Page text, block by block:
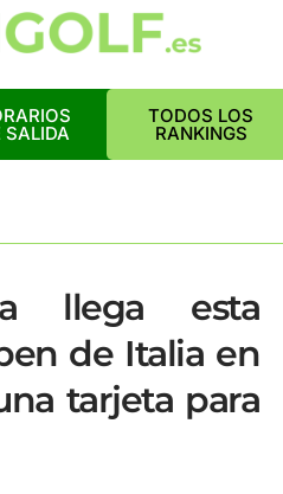
SALIDA
TODOS LOS
RANKINGS
llega esta
de Italia en
tarjeta para